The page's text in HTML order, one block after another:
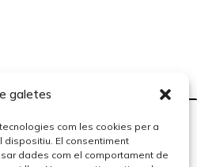
galetes
com les cookies per a
El consentiment
dades com el comportament de